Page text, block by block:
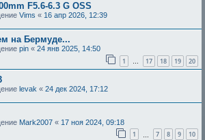
F5.6-6.3 G OSS
Vims « 16 апр 2026, 12:39
на Бермуде...
pin « 24 янв 2025, 14:50
1 … 17 18 19 20
levak « 24 дек 2024, 17:12
Mark2007 « 17 ноя 2024, 09:18
1 7 8 9 10